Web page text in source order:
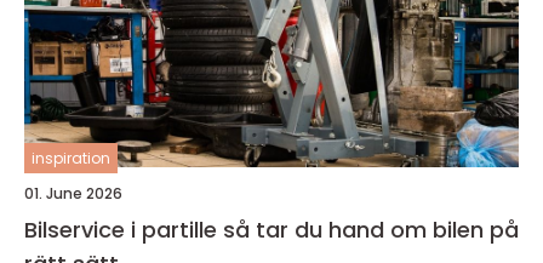
inspiration
01. June 2026
Bilservice i partille så tar du hand om bilen på